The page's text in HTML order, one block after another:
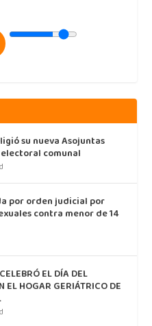
su nueva Asojuntas
comunal
por orden judicial por
contra menor de 14
EL DÍA DEL
EL HOGAR GERIÁTRICO DE